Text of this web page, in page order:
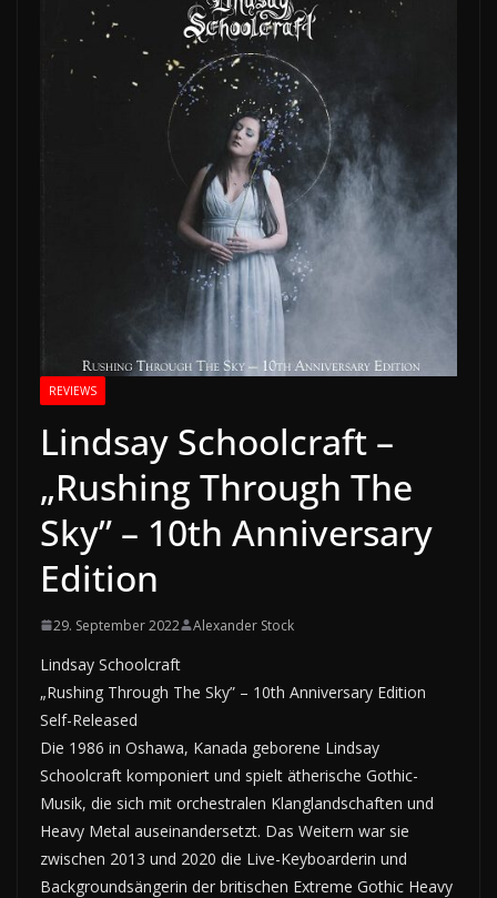
REVIEWS
Lindsay Schoolcraft –
„Rushing Through The
Sky” – 10th Anniversary
Edition
29. September 2022 Alexander Stock
Lindsay Schoolcraft
„Rushing Through The Sky” – 10th Anniversary Edition
Self-Released
Die 1986 in Oshawa, Kanada geborene Lindsay
Schoolcraft komponiert und spielt ätherische Gothic-
Musik, die sich mit orchestralen Klanglandschaften und
Heavy Metal auseinandersetzt. Das Weitern war sie
zwischen 2013 und 2020 die Live-Keyboarderin und
Backgroundsängerin der britischen Extreme Gothic Heavy